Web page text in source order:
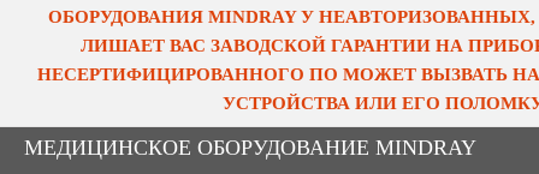
ОБОРУДОВАНИЯ MINDRAY У
ЛИШАЕТ ВАС ЗАВОДСКОЙ ГАРАНТИИ НА
НЕСЕРТИФИЦИРОВАННОГО ПО МОЖЕТ ВЫЗВАТЬ
УСТРОЙСТВА ИЛИ ЕГО
МЕДИЦИНСКОЕ ОБОРУДОВАНИЕ MINDRAY